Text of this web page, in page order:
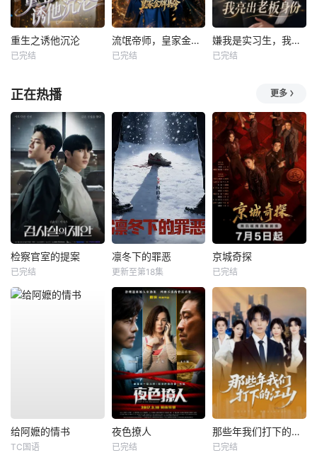
重生之诱他沉沦
已完结
流氓帝师，皇家金牌县令
已完结
嫌我是实习生，我亮出老板身份
已完结
正在热播 更多
检察官室的提案
已完结
凛冬下的罪恶
更新至第18集
京城奇探
已完结
给阿嬷的情书
TC国语
夜色撩人
已完结
那些年我们打下的江山
已完结